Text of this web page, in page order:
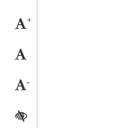
+
-Reducir tamaño
Activar/quitar